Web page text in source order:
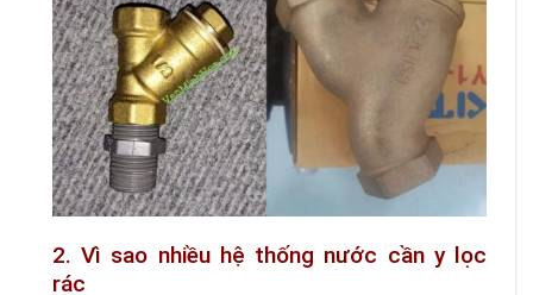
2. Vì sao nhiều hệ thống nước cần y lọc
rác